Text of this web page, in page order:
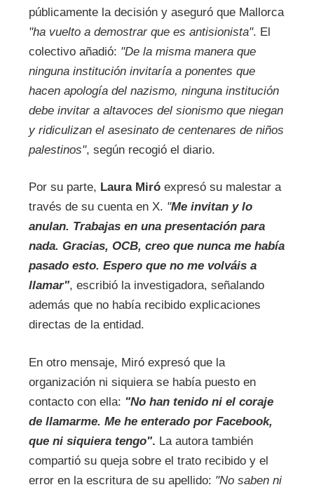
públicamente la decisión y aseguró que Mallorca
"ha vuelto a demostrar que es antisionista". El
colectivo añadió: "De la misma manera que
ninguna institución invitaría a ponentes que
hacen apología del nazismo, ninguna institución
debe invitar a altavoces del sionismo que niegan
y ridiculizan el asesinato de centenares de niños
palestinos", según recogió el diario.
Por su parte, Laura Miróexpresó su malestar a
través de su cuenta en X. "Me invitan y lo
anulan. Trabajas en una presentación para
nada. Gracias, OCB, creo que nunca me había
pasado esto. Espero que no me volváis a
llamar", escribió la investigadora, señalando
además que no había recibido explicaciones
directas de la entidad.
En otro mensaje, Miró expresó que la
organización ni siquiera se había puesto en
contacto con ella: "No han tenido ni el coraje
de llamarme. Me he enterado por Facebook,
que ni siquiera tengo". La autora también
compartió su queja sobre el trato recibido y el
error en la escritura de su apellido: "No saben ni